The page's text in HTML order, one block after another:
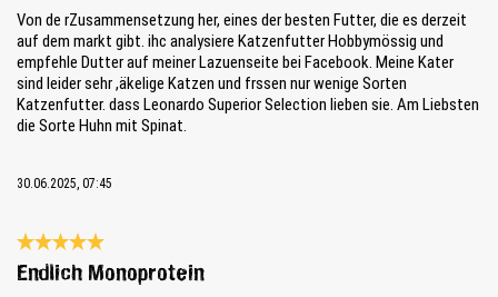
Von de rZusammensetzung her, eines der besten Futter, die es derzeit
auf dem markt gibt. ihc analysiere Katzenfutter Hobbymössig und
empfehle Dutter auf meiner Lazuenseite bei Facebook. Meine Kater
sind leider sehr ,äkelige Katzen und frssen nur wenige Sorten
Katzenfutter. dass Leonardo Superior Selection lieben sie. Am Liebsten
die Sorte Huhn mit Spinat.
30.06.2025, 07:45
Bewertung mit 5 von 5 Sternen
Endlich Monoprotein